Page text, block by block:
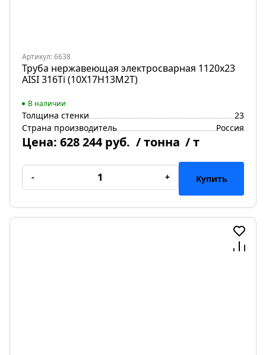
Артикул: 6638
Труба нержавеющая электросварная 1120х23
AISI 316Ti (10Х17Н13М2Т)
В наличии
Толщина стенки
23
Страна производитель
Россия
Цена: 628 244 руб. / тонна / т
- + Купить